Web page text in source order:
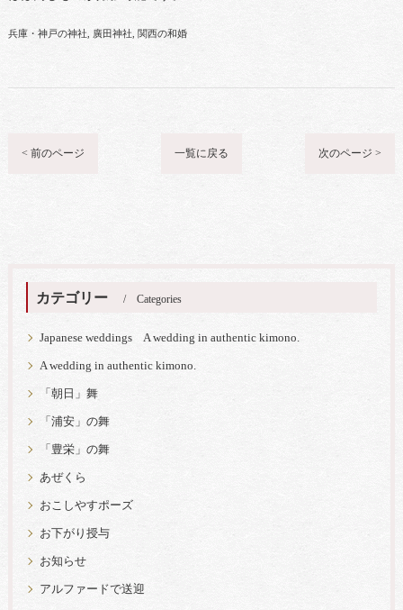
兵庫・神戸の神社 廣田神社 関西の和婚
< 前のページ 一覧に戻る 次のページ >
カテゴリー Categories
Japanese weddings A wedding in authentic kimono.
A wedding in authentic kimono.
「朝日」舞
「浦安」の舞
「豊栄」の舞
あぜくら
おこしやすポーズ
お下がり授与
お知らせ
アルファードで送迎